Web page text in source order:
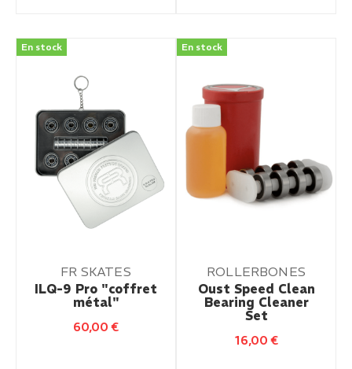
En stock
FR SKATES
ILQ-9 Pro "coffret
métal"
60,00€
En stock
ROLLERBONES
Oust Speed Clean
Bearing Cleaner
Set
16,00€